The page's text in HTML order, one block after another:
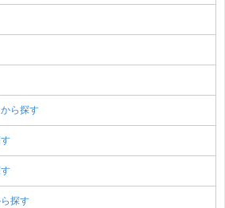
ら探す
探す